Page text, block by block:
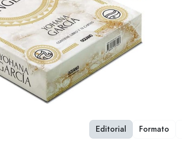
Editorial Formato